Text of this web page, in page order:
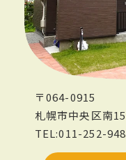
〒064-0915
札幌市中央区南
TEL:011-252-